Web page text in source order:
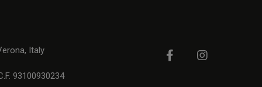
Italy
93100930234